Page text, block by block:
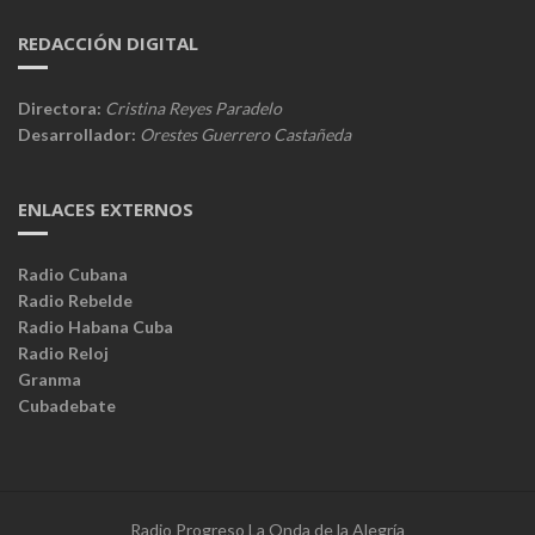
REDACCIÓN DIGITAL
Directora: Cristina Reyes Paradelo
Desarrollador: Orestes Guerrero Castañeda
ENLACES EXTERNOS
Radio Cubana
Radio Rebelde
Radio Habana Cuba
Radio Reloj
Granma
Cubadebate
Radio Progreso La Onda de la Alegría